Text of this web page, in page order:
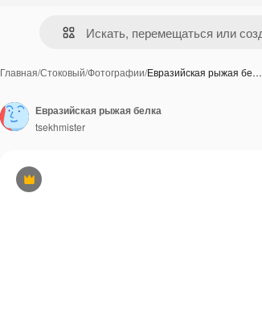
Главная/Стоковый/Фотографии/Евразийская рыжая бе…
Премиум
Евразийская рыжая белка
tsekhmister